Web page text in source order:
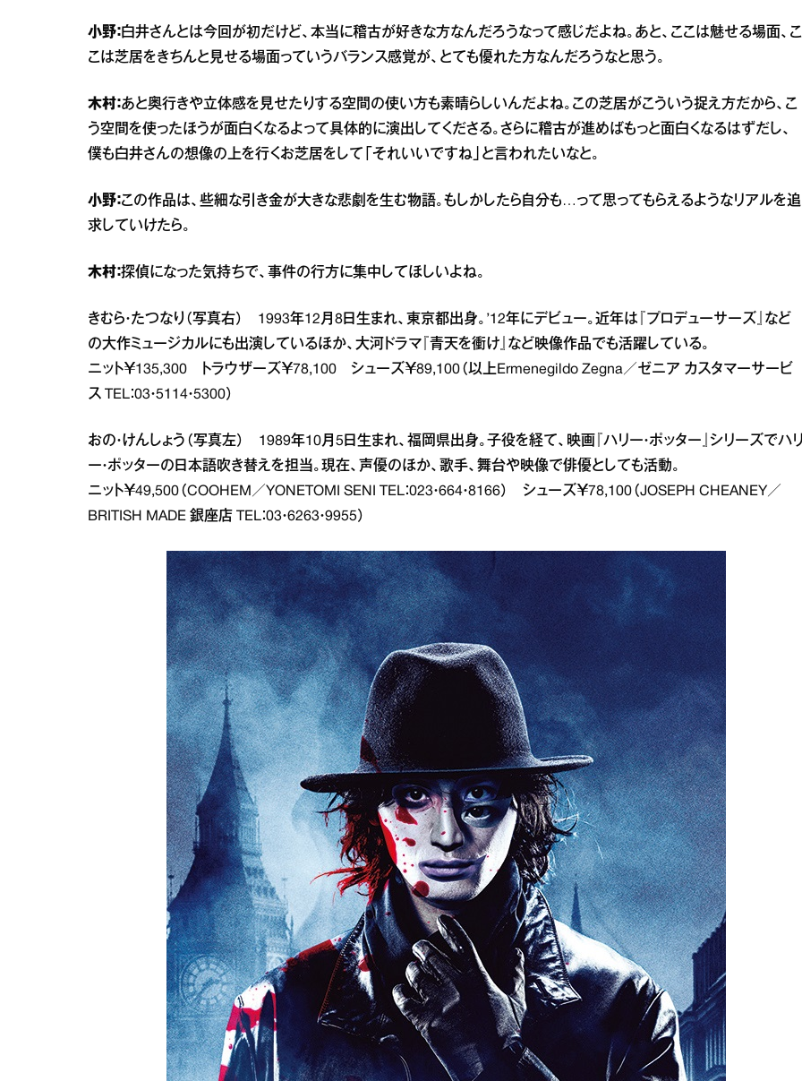
小野： 白井さんとは今回が初だけど、本当に稽古が好きな方なんだろうなって感じだよね。あと、ここは魅せる場面、こ
こは芝居をきちんと見せる場面っていうバランス感覚が、とても優れた方なんだろうなと思う。
木村：あと奥行きや立体感を見せたりする空間の使い方も素晴らしいんだよね。この芝居がこういう捉え方だから、こ
う空間を使ったほうが面白くなるよって具体的に演出してくださる。さらに稽古が進めばもっと面白くなるはずだし、
僕も白井さんの想像の上を行くお芝居をして「それいいですね」と言われたいなと。
小野：この作品は、些細な引き金が大きな悲劇を生む物語。もしかしたら自分も…って思ってもらえるようなリアルを追
求していけたら。
木村：探偵になった気持ちで、事件の行方に集中してほしいよね。
きむら・たつなり（写真右） 1993年12月8日生まれ、東京都出身。’12年にデビュー。近年は『プロデューサーズ』など
の大作ミュージカルにも出演しているほか、大河ドラマ『青天を衝け』など映像作品でも活躍している。
ニット￥135,300 トラウザーズ￥78,100 シューズ￥89,100（以上Ermenegildo Zegna／ゼニア カスタマーサービ
ス TEL：03・5114・5300）
おの・けんしょう（写真左） 1989年10月5日生まれ、福岡県出身。子役を経て、映画『ハリー・ポッター』シリーズでハ
ー・ポッターの日本語吹き替えを担当。現在、声優のほか、歌手、舞台や映像で俳優としても活動。
ニット￥49,500（COOHEM／YONETOMI SENI TEL：023・664・8166） シューズ￥78,100（JOSEPH CHEANEY／
BRITISH MADE 銀座店 TEL：03・6263・9955）